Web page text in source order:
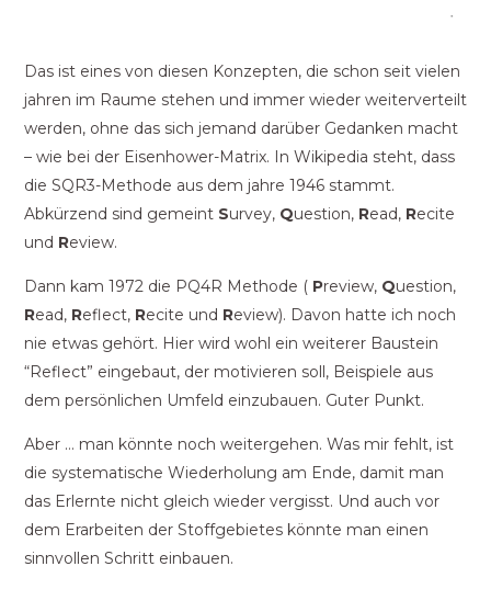
Das ist eines von diesen Konzepten, die schon seit vielen
jahren im Raume stehen und immer wieder weiterverteilt
werden, ohne das sich jemand darüber Gedanken macht
– wie bei der Eisenhower-Matrix. In Wikipedia steht, dass
die SQR3-Methode aus dem jahre 1946 stammt.
Abkürzend sind gemeint Survey, Question, Read, Recite
und Review.
Dann kam 1972 die PQ4R Methode ( Preview, Question,
Read, Reflect, Recite und Review). Davon hatte ich noch
nie etwas gehört. Hier wird wohl ein weiterer Baustein
“Reflect” eingebaut, der motivieren soll, Beispiele aus
dem persönlichen Umfeld einzubauen. Guter Punkt.
Aber … man könnte noch weitergehen. Was mir fehlt, ist
die systematische Wiederholung am Ende, damit man
das Erlernte nicht gleich wieder vergisst. Und auch vor
dem Erarbeiten der Stoffgebietes könnte man einen
sinnvollen Schritt einbauen.